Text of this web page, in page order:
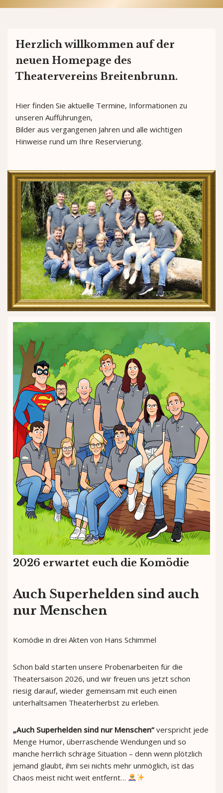
Herzlich willkommen auf der
neuen Homepage des
Theatervereins Breitenbrunn.
Hier finden Sie aktuelle Termine, Informationen zu
unseren Aufführungen,
Bilder aus vergangenen Jahren und alle wichtigen
Hinweise rund um Ihre Reservierung.
2026 erwartet euch die Komödie
Auch Superhelden sind auch
nur Menschen
Komödie in drei Akten von Hans Schimmel
Schon bald starten unsere Probenarbeiten für die
Theatersaison 2026, und wir freuen uns jetzt schon
riesig darauf, wieder gemeinsam mit euch einen
unterhaltsamen Theaterherbst zu erleben.
„Auch Superhelden sind nur Menschen“verspricht jede
Menge Humor, überraschende Wendungen und so
manche herrlich schräge Situation – denn wenn plötzlich
jemand glaubt, ihm sei nichts mehr unmöglich, ist das
Chaos meist nicht weit entfernt…